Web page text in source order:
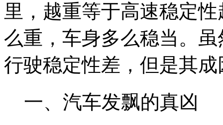
里，越重等于高速稳定
么重，车身多么稳当。
行驶稳定性差，但是其
一、汽车发飘的真凶